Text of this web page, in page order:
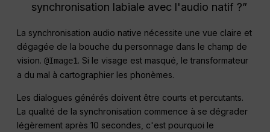
synchronisation labiale avec l'audio natif ?”
La synchronisation audio native nécessite une vue claire et
dégagée de la bouche du personnage dans le champ de
vision.@Image1. Si le visage est masqué, le transformateur
a du mal à cartographier les phonèmes.
Les dialogues générés doivent être courts et percutants.
La qualité de la synchronisation commence à se dégrader
légèrement après 10 secondes, c'est pourquoi le